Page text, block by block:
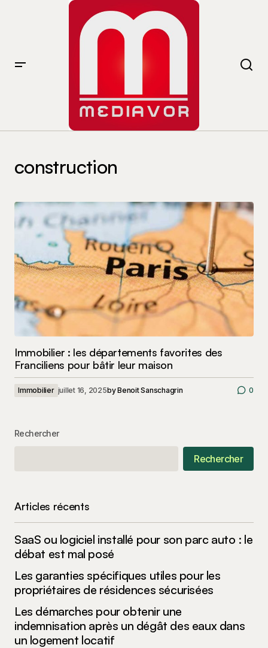
construction
Immobilier : les départements favorites des
Franciliens pour bâtir leur maison
Immobilier juillet 16, 2025byBenoit Sanschagrin 0
Rechercher
Rechercher
Articles récents
SaaS ou logiciel installé pour son parc auto : le
débat est mal posé
Les garanties spécifiques utiles pour les
propriétaires de résidences sécurisées
Les démarches pour obtenir une
indemnisation après un dégât des eaux dans
un logement locatif